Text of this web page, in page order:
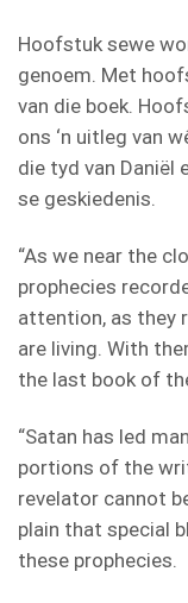
Hoofstuk sewe
genoem. Met
van die boek.
ons ‘n uitleg van
die tyd van Daniël
se geskiedenis.
“As we near the
prophecies
attention, as they
are living. With
the last book of
“Satan has led
portions of the
revelator cannot
plain that special
these prophecies.